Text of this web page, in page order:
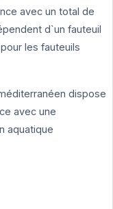
avec un total de
d`un fauteuil
les fauteuils
dispose
avec une
aquatique